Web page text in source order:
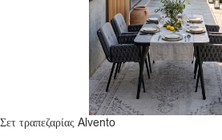
Σετ τραπεζαρίας Alvento